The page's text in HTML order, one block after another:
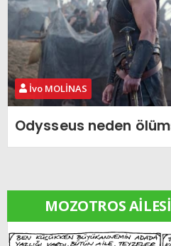
İvo MOLİNAS
Odysseus neden
MOZOTROS